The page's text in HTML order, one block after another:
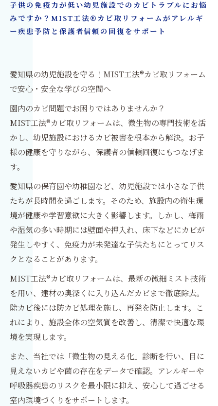
子供の免疫力が低い幼児施設でのカビトラブルにお悩
みですか？MIST工法®カビ取リフォームがアレルギ
ー疾患予防と保護者信頼の回復をサポート
愛知県の幼児施設を守る！MIST工法®カビ取リフォーム
で安心・安全な学びの空間へ
園内のカビ問題でお困りではありませんか？
MIST工法®カビ取リフォームは、微生物の専門技術を活
かし、幼児施設におけるカビ被害を根本から解決。お子
様の健康を守りながら、保護者の信頼回復にもつなげま
す。
愛知県の保育園や幼稚園など、幼児施設では小さな子供
たちが長時間を過ごします。そのため、施設内の衛生環
境が健康や学習意欲に大きく影響します。しかし、梅雨
や湿気の多い時期には壁面や押入れ、床下などにカビが
発生しやすく、免疫力が未発達な子供たちにとってリス
クとなることがあります。
MIST工法®カビ取リフォームは、最新の微細ミスト技術
を用い、建材の奥深くに入り込んだカビまで徹底除去。
除カビ後には防カビ処理を施し、再発を防止します。こ
れにより、施設全体の空気質を改善し、清潔で快適な環
境を実現します。
また、当社では「微生物の見える化」診断を行い、目に
見えないカビや菌の存在をデータで確認。アレルギーや
呼吸器疾患のリスクを最小限に抑え、安心して過ごせる
室内環境づくりをサポートします。